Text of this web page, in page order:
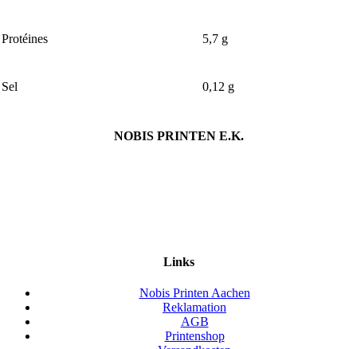
Protéines 5,7 g
Sel 0,12 g
NOBIS PRINTEN E.K.
Links
Nobis Printen Aachen
Reklamation
AGB
Printenshop